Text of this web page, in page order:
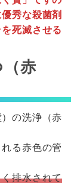
秀な殺菌剤
死滅させる
赤
の洗浄（赤
る赤色の管
排水されて